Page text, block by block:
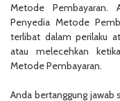
Metode Pembayaran.
Penyedia Metode
terlibat dalam perilaku
atau melecehkan
Metode Pembayaran.
Anda bertanggung jawab